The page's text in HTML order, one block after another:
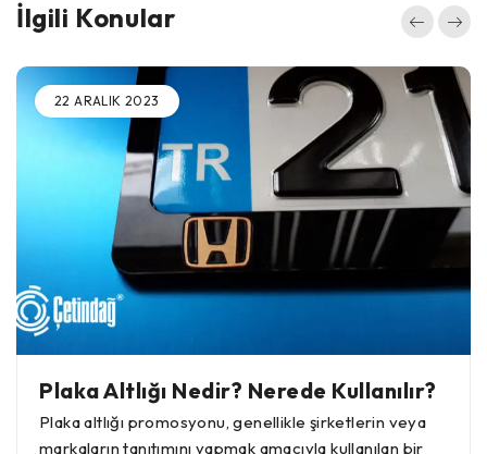
İlgili Konular
22 ARALIK 2023
Plaka Altlığı Nedir? Nerede Kullanılır?
Plaka altlığı promosyonu, genellikle şirketlerin veya
markaların tanıtımını yapmak amacıyla kullanılan bir